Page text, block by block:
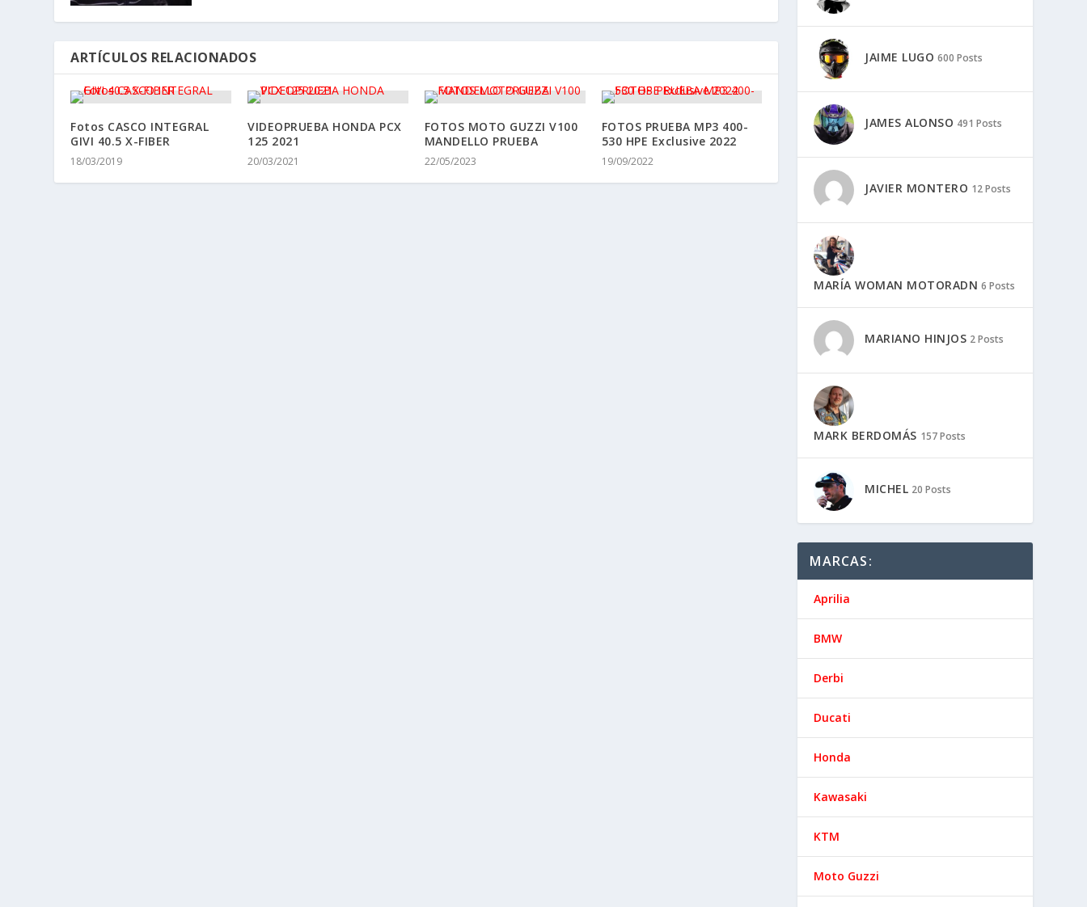
ARTÍCULOS RELACIONADOS
Fotos CASCO INTEGRAL
GIVI 40.5 X-FIBER
18/03/2019
VIDEOPRUEBA HONDA PCX
125 2021
20/03/2021
FOTOS MOTO GUZZI V100
MANDELLO PRUEBA
22/05/2023
FOTOS PRUEBA MP3 400-
530 HPE Exclusive 2022
19/09/2022
JAIME LUGO 600 Posts
JAMES ALONSO 491 Posts
JAVIER MONTERO 12 Posts
MARÍA WOMAN MOTORADN 6 Posts
MARIANO HINJOS 2 Posts
MARK BERDOMÁS 157 Posts
MICHEL 20 Posts
MARCAS:
Aprilia
BMW
Derbi
Ducati
Honda
Kawasaki
KTM
Moto Guzzi